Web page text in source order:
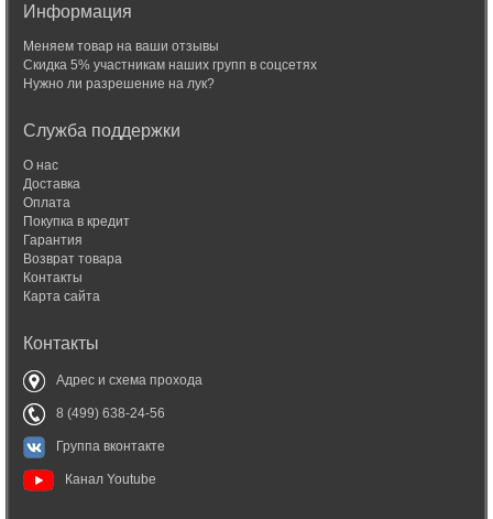
Информация
Меняем товар на ваши отзывы
Скидка 5% участникам наших групп в соцсетях
Нужно ли разрешение на лук?
Служба поддержки
О нас
Доставка
Оплата
Покупка в кредит
Гарантия
Возврат товара
Контакты
Карта сайта
Контакты
Адрес и схема прохода
8 (499) 638-24-56
Группа вконтакте
Канал Youtube